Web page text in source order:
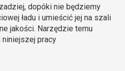
dopóki nie będziemy
ładu i umieścić jej na szali
jakości. Narzędzie temu
niniejszej pracy